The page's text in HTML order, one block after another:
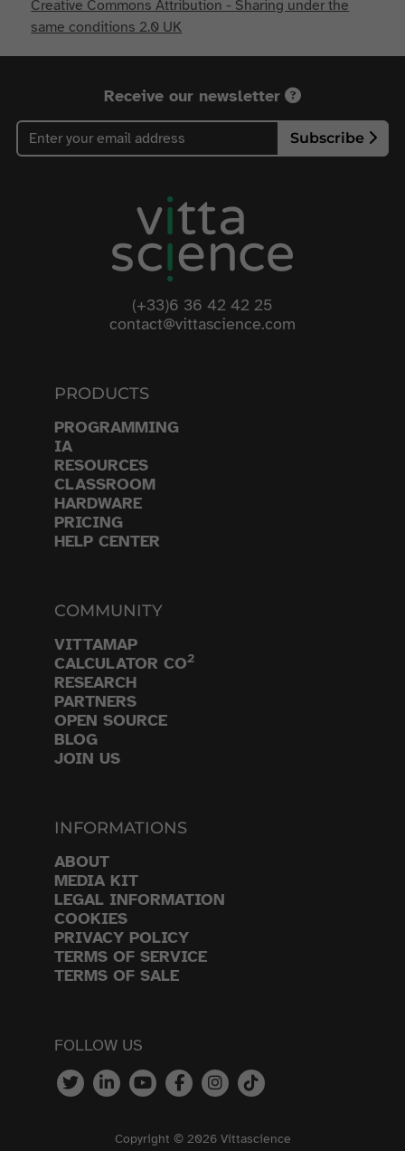
Creative Commons Attribution - Sharing under the
same conditions 2.0 UK
Receive our newsletter
Subscribe
(+33)6 36 42 42 25
contact@vittascience.com
PRODUCTS
PROGRAMMING
IA
RESOURCES
CLASSROOM
HARDWARE
PRICING
HELP CENTER
COMMUNITY
VITTAMAP
CALCULATOR CO2
RESEARCH
PARTNERS
OPEN SOURCE
BLOG
JOIN US
INFORMATIONS
ABOUT
MEDIA KIT
LEGAL INFORMATION
COOKIES
PRIVACY POLICY
TERMS OF SERVICE
TERMS OF SALE
FOLLOW US
Copyright © 2026 Vittascience